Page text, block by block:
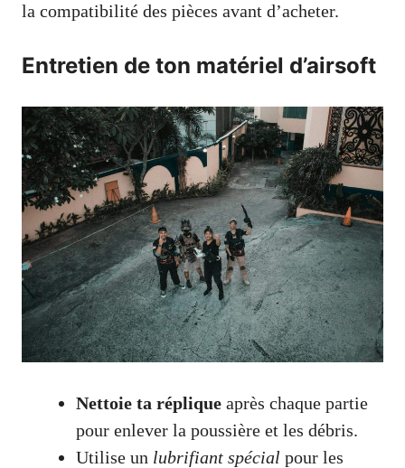
la compatibilité des pièces avant d’acheter.
Entretien de ton matériel d’airsoft
Nettoie ta réplique après chaque partie
pour enlever la poussière et les débris.
Utilise un lubrifiant spécial pour les